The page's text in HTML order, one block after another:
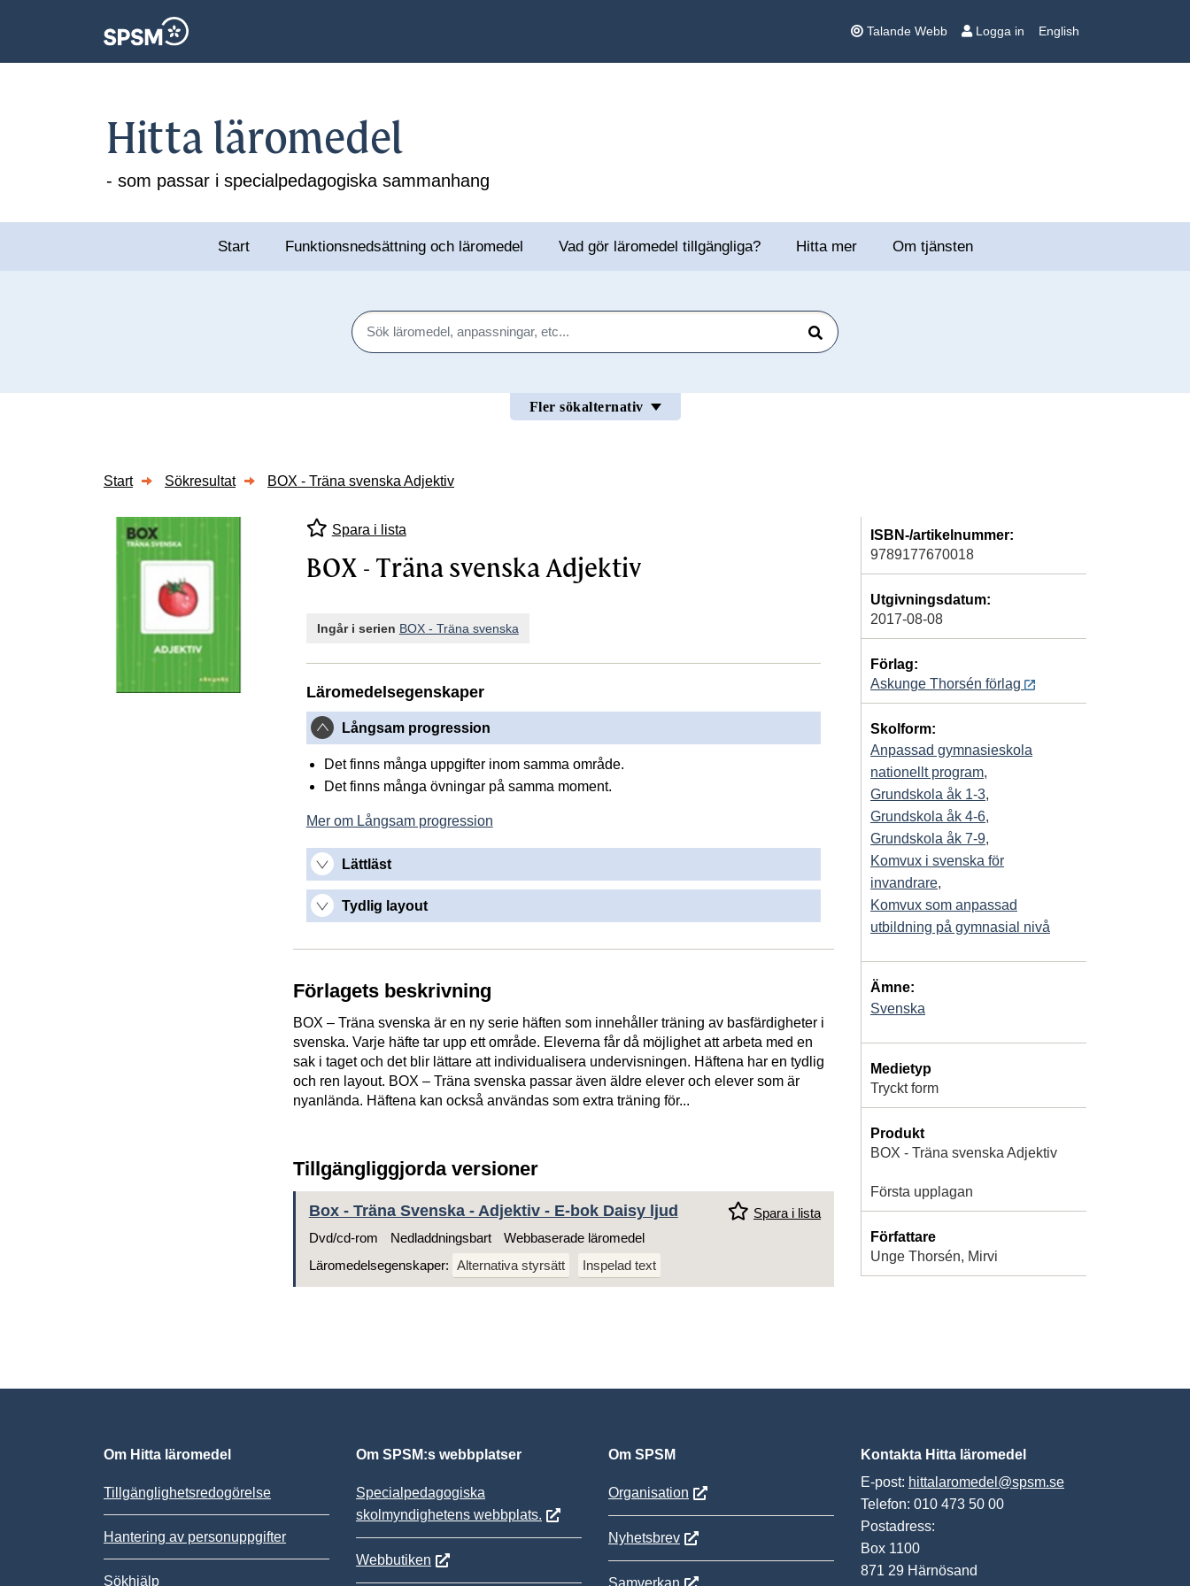
Talande Webb Logga in English
Hitta läromedel
- som passar i specialpedagogiska sammanhang
Start Funktionsnedsättning och läromedel Vad gör läromedel tillgängliga? Hitta mer Om tjänsten
Sök
Sök
Fler sökalternativ
Start Sökresultat BOX - Träna svenska Adjektiv
Spara i lista
BOX - Träna svenska Adjektiv
Ingår i serien BOX - Träna svenska
Läromedelsegenskaper
Långsam progression
Det finns många uppgifter inom samma område.
Det finns många övningar på samma moment.
Mer om Långsam progression
Lättläst
Tydlig layout
Förlagets beskrivning
BOX – Träna svenska är en ny serie häften som innehåller träning av basfärdigheter i
svenska. Varje häfte tar upp ett område. Eleverna får då möjlighet att arbeta med en
sak i taget och det blir lättare att individualisera undervisningen. Häftena har en tydlig
och ren layout. BOX – Träna svenska passar även äldre elever och elever som är
nyanlända. Häftena kan också användas som extra träning för...
Tillgängliggjorda versioner
Box - Träna Svenska - Adjektiv - E-bok Daisy ljud
Spara i lista
Dvd/cd-rom
Nedladdningsbart
Webbaserade läromedel
Läromedelsegenskaper: Alternativa styrsätt Inspelad text
ISBN-/artikelnummer:
9789177670018
Utgivningsdatum:
2017-08-08
Förlag:
Askunge Thorsén förlag
Skolform:
Anpassad gymnasieskola
nationellt program,
Grundskola åk 1-3,
Grundskola åk 4-6,
Grundskola åk 7-9,
Komvux i svenska för
invandrare,
Komvux som anpassad
utbildning på gymnasial nivå
Ämne:
Svenska
Medietyp
Tryckt form
Produkt
BOX - Träna svenska Adjektiv
Första upplagan
Författare
Unge Thorsén, Mirvi
Om Hitta läromedel
Tillgänglighetsredogörelse
Hantering av personuppgifter
Sökhjälp
Om SPSM:s webbplatser
Specialpedagogiska
skolmyndighetens webbplats.
Webbutiken
Om SPSM
Organisation
Nyhetsbrev
Samverkan
Kontakta Hitta läromedel
E-post: hittalaromedel@spsm.se
Telefon: 010 473 50 00
Postadress:
Box 1100
871 29 Härnösand